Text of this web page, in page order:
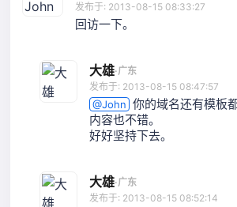
发布于: 2013-08-15 08:33:27
回访一下。
大雄·广东
发布于: 2013-08-15 08:47:57
@John 你的域名还有模板都
内容也不错。
好好坚持下去。
大雄·广东
发布于: 2013-08-15 08:52:14